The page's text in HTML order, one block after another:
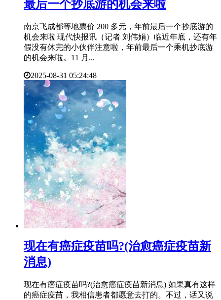
最后一个抄底游的机会来啦
南京飞成都等地票价 200 多元，年前最后一个抄底游的
机会来啦 现代快报讯（记者 刘伟娟）临近年底，还有年
假没有休完的小伙伴注意啦，年前最后一个乘机抄底游
的机会来啦。11 月...
2025-08-31 05:24:48
​现在有癌症疫苗吗?(治愈癌症疫苗新
消息)
现在有癌症疫苗吗?(治愈癌症疫苗新消息) 如果真有这样
的癌症疫苗，我相信患者都愿意去打的。不过，话又说